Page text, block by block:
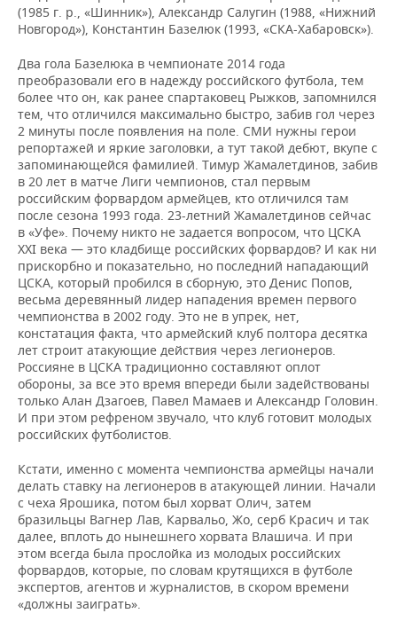
(1985 г. р., «Шинник»), Александр Салугин (1988, «Нижний
Новгород»), Константин Базелюк (1993, «СКА-Хабаровск»).
Два гола Базелюка в чемпионате 2014 года
преобразовали его в надежду российского футбола, тем
более что он, как ранее спартаковец Рыжков, запомнился
тем, что отличился максимально быстро, забив гол через
2 минуты после появления на поле. СМИ нужны герои
репортажей и яркие заголовки, а тут такой дебют, вкупе с
запоминающейся фамилией. Тимур Жамалетдинов, забив
в 20 лет в матче Лиги чемпионов, стал первым
российским форвардом армейцев, кто отличился там
после сезона 1993 года. 23-летний Жамалетдинов сейчас
в «Уфе». Почему никто не задается вопросом, что ЦСКА
XXI века — это кладбище российских форвардов? И как ни
прискорбно и показательно, но последний нападающий
ЦСКА, который пробился в сборную, это Денис Попов,
весьма деревянный лидер нападения времен первого
чемпионства в 2002 году. Это не в упрек, нет,
констатация факта, что армейский клуб полтора десятка
лет строит атакующие действия через легионеров.
Россияне в ЦСКА традиционно составляют оплот
обороны, за все это время впереди были задействованы
только Алан Дзагоев, Павел Мамаев и Александр Головин.
И при этом рефреном звучало, что клуб готовит молодых
российских футболистов.
Кстати, именно с момента чемпионства армейцы начали
делать ставку на легионеров в атакующей линии. Начали
с чеха Ярошика, потом был хорват Олич, затем
бразильцы Вагнер Лав, Карвальо, Жо, серб Красич и так
далее, вплоть до нынешнего хорвата Влашича. И при
этом всегда была прослойка из молодых российских
форвардов, которые, по словам крутящихся в футболе
экспертов, агентов и журналистов, в скором времени
«должны заиграть».